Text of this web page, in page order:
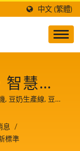
中文 (繁體)
慧成
, 豆奶生產線, 豆奶
生產設備, 豆漿生
器設備, 植物奶生
豆漿機, 商業用豆
息
/
標準